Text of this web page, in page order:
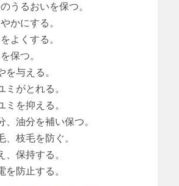
うるおいを保つ。
かにする。
よくする。
保つ。
を与える。
ミがとれる。
ミを抑える。
、油分を補い保つ。
、枝毛を防ぐ。
、保持する。
を防止する。